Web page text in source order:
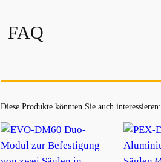
FAQ
Diese Produkte könnten Sie auch interessieren: